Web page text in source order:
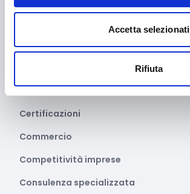
Accetta selezionati
Rifiuta
Biodiversità
Certificazioni
Commercio
Competitività imprese
Consulenza specializzata